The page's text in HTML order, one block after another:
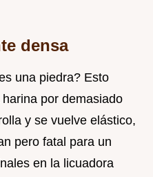
densa
una piedra? Esto
por demasiado
y se vuelve elástico,
pero fatal para un
en la licuadora